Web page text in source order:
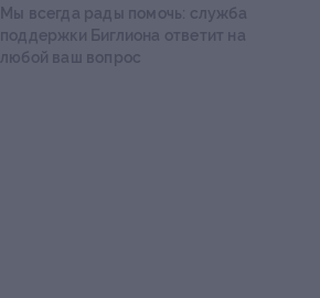
Мы всегда рады помочь: служба
поддержки Биглиона ответит на
любой ваш вопрос